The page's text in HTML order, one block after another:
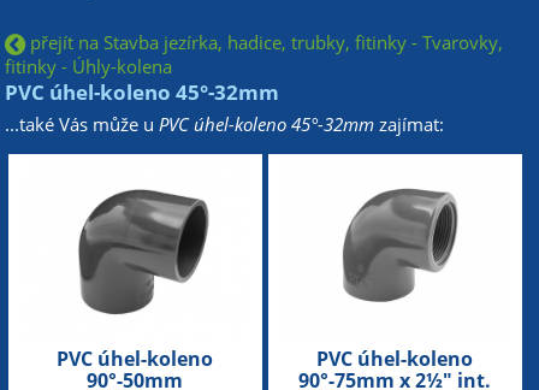
přejít na Stavba jezírka, hadice, trubky, fitinky - Tvarovky,
fitinky - Úhly-kolena
PVC úhel-koleno 45°-32mm
...také Vás může uPVC úhel-koleno 45°-32mm zajímat:
PVC úhel-koleno
90°-50mm
PVC úhel-koleno
90°-75mm x 2½" int.